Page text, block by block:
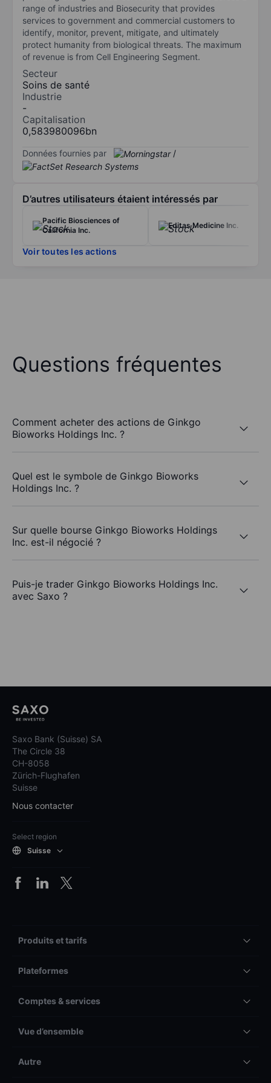
range of industries and Biosecurity that provides
services to government and commercial customers to
identify, monitor, prevent, mitigate, and ultimately
protect humanity from biological threats. The maximum
of revenue is from Cell Engineering Segment.
Secteur
Soins de santé
Industrie
-
Capitalisation
0,583980096bn
Données fournies par /
D’autres utilisateurs étaient intéressés par
Pacific Biosciences of
California Inc.
Editas Medicine Inc.
Voir toutes les actions
Questions fréquentes
Comment acheter des actions de Ginkgo
Bioworks Holdings Inc. ?
Quel est le symbole de Ginkgo Bioworks
Holdings Inc. ?
Sur quelle bourse Ginkgo Bioworks Holdings
Inc. est-il négocié ?
Puis-je trader Ginkgo Bioworks Holdings Inc.
avec Saxo ?
Saxo Bank (Suisse) SA
The Circle 38
CH-8058
Zürich-Flughafen
Suisse
Nous contacter
Select region
Suisse
Produits et tarifs
Plateformes
Comptes & services
Vue d’ensemble
Autre